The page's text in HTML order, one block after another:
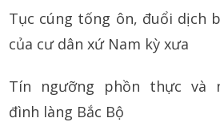
Tục cúng tống ôn, đuổi dịch
của cư dân xứ Nam kỳ xưa
Tín ngưỡng phồn thực và
đình làng Bắc Bộ